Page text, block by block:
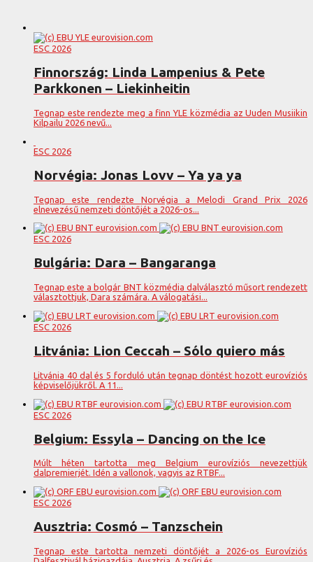
ESC 2026
Finnország: Linda Lampenius & Pete
Parkkonen – Liekinheitin
Tegnap este rendezte meg a finn YLE közmédia az Uuden Musiikin
Kilpailu 2026 nevű...
ESC 2026
Norvégia: Jonas Lovv – Ya ya ya
Tegnap este rendezte Norvégia a Melodi Grand Prix 2026
elnevezésű nemzeti döntőjét a 2026-os...
ESC 2026
Bulgária: Dara – Bangaranga
Tegnap este a bolgár BNT közmédia dalválasztó műsort rendezett
választottjuk, Dara számára. A válogatási...
ESC 2026
Litvánia: Lion Ceccah – Sólo quiero más
Litvánia 40 dal és 5 forduló után tegnap döntést hozott eurovíziós
képviselőjükről. A 11...
ESC 2026
Belgium: Essyla – Dancing on the Ice
Múlt héten tartotta meg Belgium eurovíziós nevezettjük
dalpremierjét. Idén a vallonok, vagyis az RTBF...
ESC 2026
Ausztria: Cosmó – Tanzschein
Tegnap este tartotta nemzeti döntőjét a 2026-os Eurovíziós